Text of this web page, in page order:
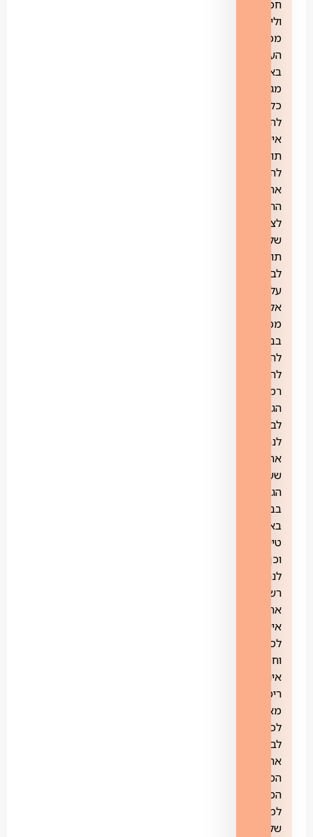
חכם
וליהנות
מכל
העולמות.
באמצעות
מגוון
כלים
להתאמה
אישית
תוכלו
להתאים
את
ההגנה
לצרכים
שלכם:
תוכלו
לבחור
על
אלו
מכשירים
בבית
להגן,
להגדיר
רמת
הגנה
לבית,
לנהל
את
שעות
הגלישה
בבית
באמצעות
טיימר
וכן
לנהל
רשימת
אתרים
אישית
לסינון
וחסימה.
אינטרנט
רימון
מאפשר
לכם
לבחור
את
המסלול
המתאים
למשפחה
שלכם.